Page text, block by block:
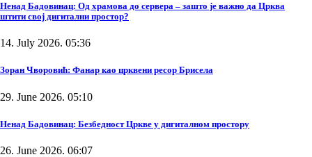
Ненад Бадовинац: Од храмова до сервера – зашто је важно да Црква
штити свој дигитални простор?
14. July 2026. 05:36
Зоран Чворовић: Фанар као црквени ресор Брисела
29. June 2026. 05:10
Ненад Бадовинац: Безбедност Цркве у дигиталном простору
26. June 2026. 06:07